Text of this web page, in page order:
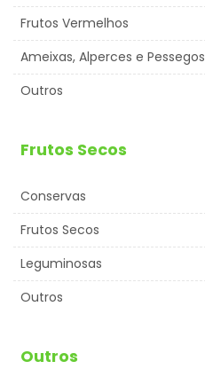
Frutos Vermelhos
Ameixas, Alperces e Pessegos
Outros
Frutos Secos
Conservas
Frutos Secos
Leguminosas
Outros
Outros